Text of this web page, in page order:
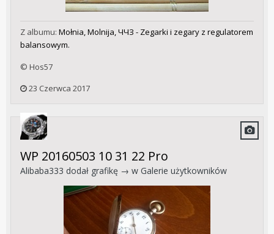
Z albumu: Mołnia, Molnija, ЧЧЗ - Zegarki i zegary z regulatorem
balansowym.
© Hos57
23 Czerwca 2017
WP 20160503 10 31 22 Pro
Alibaba333 dodał grafikę → w Galerie użytkowników